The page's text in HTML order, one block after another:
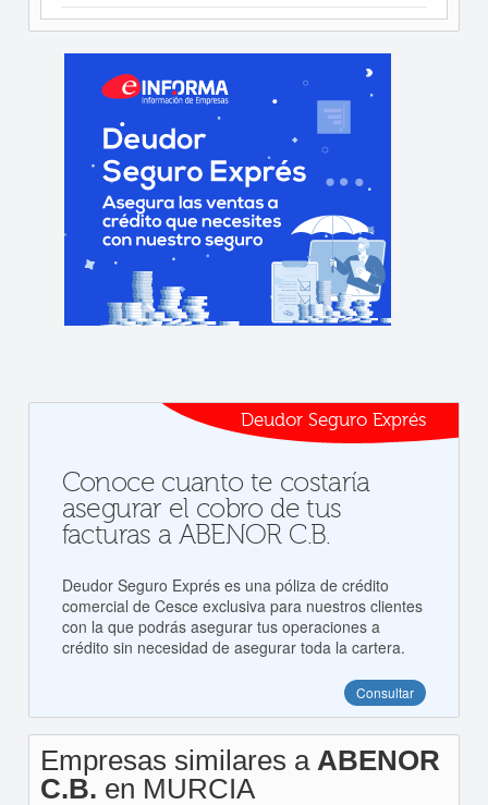
Deudor Seguro Exprés
Conoce cuanto te costaría
asegurar el cobro de tus
facturas a ABENOR C.B.
Deudor Seguro Exprés es una póliza de crédito
comercial de Cesce exclusiva para nuestros clientes
con la que podrás asegurar tus operaciones a
crédito sin necesidad de asegurar toda la cartera.
Consultar
Empresas similares a ABENOR
C.B. en MURCIA